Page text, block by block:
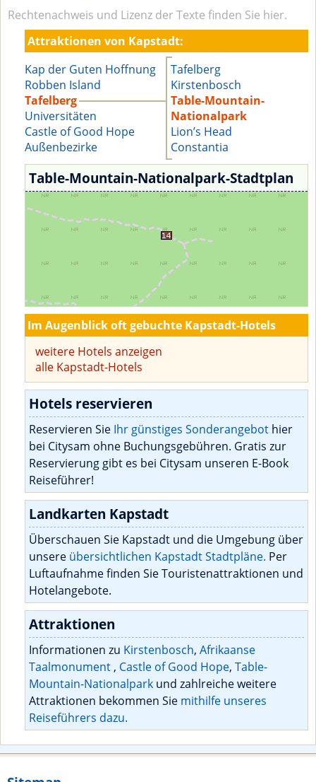
Rechtenachweis und Lizenz der Texte finden Sie hier.
Attraktionen von Kapstadt:
Kap der Guten Hoffnung
Robben Island
Tafelberg
Universitäten
Castle of Good Hope
Außenbezirke
Tafelberg
Kirstenbosch
Table-Mountain-
Nationalpark
Lion’s Head
Constantia
Table-Mountain-Nationalpark-Stadtplan
Im Augenblick oft gebuchte Kapstadt-Hotels
weitere Hotels anzeigen
alle Kapstadt-Hotels
Hotels reservieren
Reservieren Sie Ihr günstiges Sonderangebot hier
bei Citysam ohne Buchungsgebühren. Gratis zur
Reservierung gibt es bei Citysam unseren E-Book
Reiseführer!
Landkarten Kapstadt
Überschauen Sie Kapstadt und die Umgebung über
unsere übersichtlichen Kapstadt Stadtpläne. Per
Luftaufnahme finden Sie Touristenattraktionen und
Hotelangebote.
Attraktionen
Informationen zu Kirstenbosch, Afrikaanse
Taalmonument , Castle of Good Hope, Table-
Mountain-Nationalpark und zahlreiche weitere
Attraktionen bekommen Sie mithilfe unseres
Reiseführers dazu.